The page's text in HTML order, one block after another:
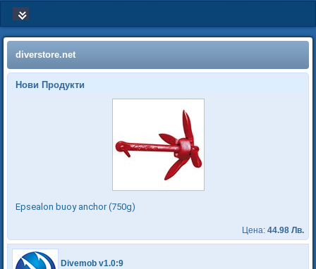
diverstore.net
Нови Продукти
Epsealon buoy anchor (750g)
Цена: 44.98 Лв.
Divemob v1.0:9